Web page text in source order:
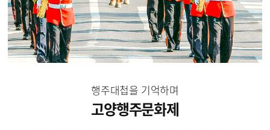
행주대첩을 기억하며
고양행주문화제